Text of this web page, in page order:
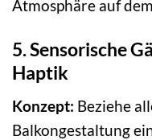
Atmosphäre auf
5. Sensorische
Haptik
Konzept: Beziehe
Balkongestaltung